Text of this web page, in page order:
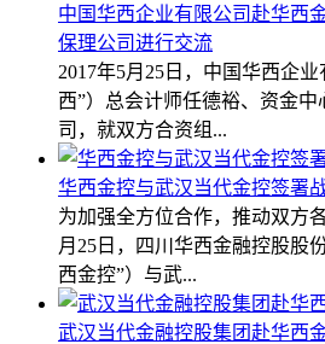
中国华西企业有限公司赴华西
保理公司进行交流
2017年5月25日，中国华西企
西”）总会计师任德裕、资金
司，就双方合资组...
华西金控与武汉当代金控签署
为加强全方位合作，推动双方
月25日，四川华西金融控股股
西金控”）与武...
武汉当代金融控股集团赴华西